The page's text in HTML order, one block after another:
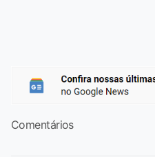
Comentários